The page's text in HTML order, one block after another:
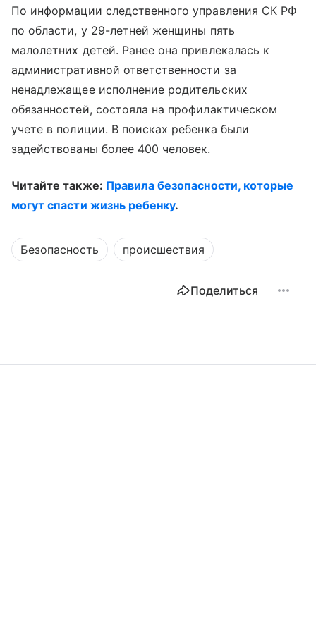
По информации следственного управления СК РФ
по области, у 29-летней женщины пять
малолетних детей. Ранее она привлекалась к
административной ответственности за
ненадлежащее исполнение родительских
обязанностей, состояла на профилактическом
учете в полиции. В поисках ребенка были
задействованы более 400 человек.
Читайте также: Правила безопасности, которые
могут спасти жизнь ребенку.
Безопасность происшествия
Поделиться